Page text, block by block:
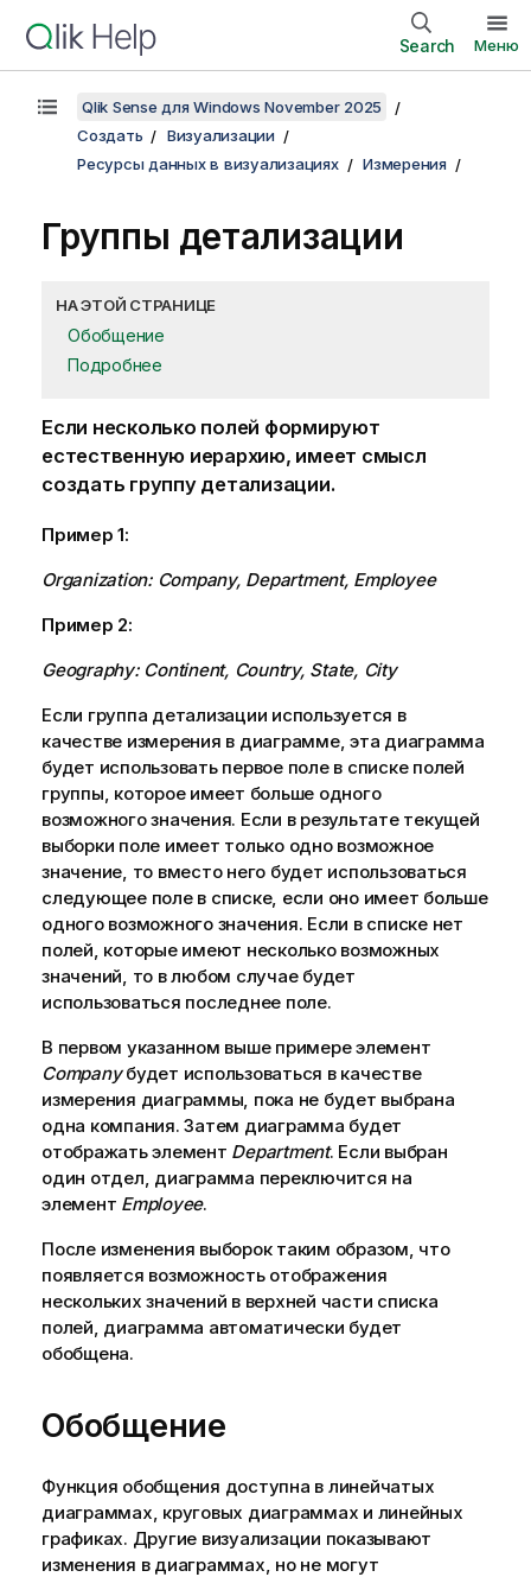
Search Меню
Qlik Sense для Windows November 2025
Создать
Визуализации
Ресурсы данных в визуализациях
Измерения
Группы детализации
НА ЭТОЙ СТРАНИЦЕ
Обобщение
Подробнее
Если несколько полей формируют
естественную иерархию, имеет смысл
создать группу детализации.
Пример 1:
Organization: Company, Department, Employee
Пример 2:
Geography: Continent, Country, State, City
Если группа детализации используется в
качестве измерения в диаграмме, эта диаграмма
будет использовать первое поле в списке полей
группы, которое имеет больше одного
возможного значения. Если в результате текущей
выборки поле имеет только одно возможное
значение, то вместо него будет использоваться
следующее поле в списке, если оно имеет больше
одного возможного значения. Если в списке нет
полей, которые имеют несколько возможных
значений, то в любом случае будет
использоваться последнее поле.
В первом указанном выше примере элемент
Companyбудет использоваться в качестве
измерения диаграммы, пока не будет выбрана
одна компания. Затем диаграмма будет
отображать элемент Department. Если выбран
один отдел, диаграмма переключится на
элемент Employee.
После изменения выборок таким образом, что
появляется возможность отображения
нескольких значений в верхней части списка
полей, диаграмма автоматически будет
обобщена.
Обобщение
Функция обобщения доступна в линейчатых
диаграммах, круговых диаграммах и линейных
графиках. Другие визуализации показывают
изменения в диаграммах, но не могут